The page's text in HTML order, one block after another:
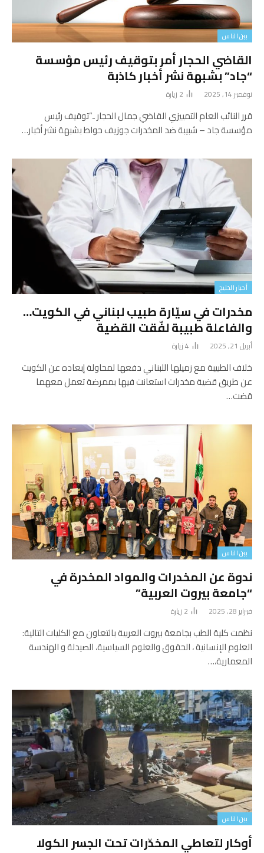
بين الناس
القاضي الحجار أمر بتوقيف رئيس مؤسسة
“جاد” بشبهة نشر أخبار كاذبة
نوفمبر 14, 2025 2 زيارة
قرر النائب العام التمييزي القاضي جمال الحجار ـ”توقيف رئيس
مؤسسة جاد – شبيبة ضد المخدرات جوزيف حواط بشبهة نشر أخبار…
أخبار الخليج
مخدرات في سيّارة طبيب لبناني في الكويت…
والفاعلة طبيبة لفّقت القضية
أبريل 21, 2025 4زيارة
خلاف الطبيبة مع زميلها اللبناني دفعها لمحاولة إبعاده عن الكويت
عن طريق قضية مخدرات استعانت فيها بممرضة تعمل معهما
قضت…
بين الناس
ندوة عن المخدرات والمواد المخدرة في
“جامعة بيروت العربية”
فبراير 28, 2025 2 زيارة
نظمت كلية الطب بجامعة بيروت العربية بالتعاون مع الكليات التالية:
العلوم الإنسانية ، الحقوق والعلوم السياسية، الصيدلة و الهندسة
المعمارية،…
بين الناس
أوكار لتعاطي المخدّرات تحت الجسر الكولا